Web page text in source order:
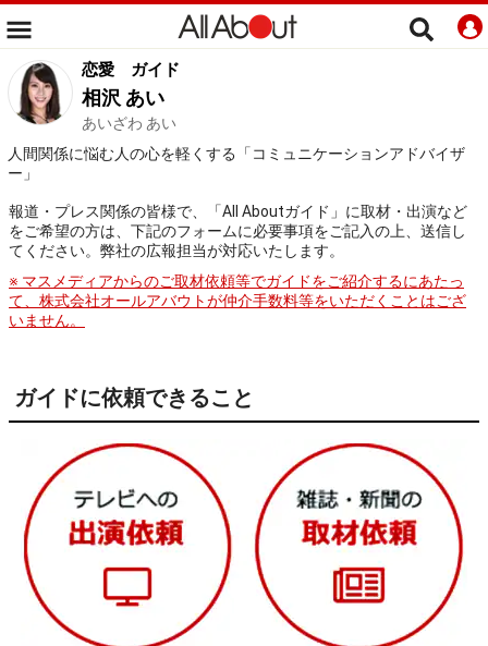
恋愛 ガイド
相沢 あい
あいざわ あい
人間関係に悩む人の心を軽くする「コミュニケーションアドバイザ
ー」
報道・プレス関係の皆様で、「All Aboutガイド」に取材・出演など
をご希望の方は、下記のフォームに必要事項をご記入の上、送信し
てください。弊社の広報担当が対応いたします。
※ マスメディアからのご取材依頼等でガイドをご紹介するにあたっ
て、株式会社オールアバウトが仲介手数料等をいただくことはござ
いません。
ガイドに依頼できること